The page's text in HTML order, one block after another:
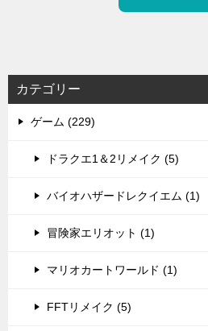
カテゴリー
ゲーム (229)
ドラクエ1＆2リメイク (5)
バイオハザードレクイエム (1)
冒険家エリオット (1)
マリオカートワールド (1)
FFTリメイク (5)